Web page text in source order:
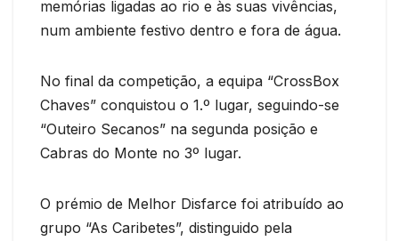
memórias ligadas ao rio e às suas vivências,
num ambiente festivo dentro e fora de água.
No final da competição, a equipa “CrossBox
Chaves” conquistou o 1.º lugar, seguindo-se
“Outeiro Secanos” na segunda posição e
Cabras do Monte no 3º lugar.
O prémio de Melhor Disfarce foi atribuído ao
grupo “As Caribetes”, distinguido pela